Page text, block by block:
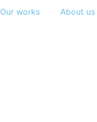
Our works About us